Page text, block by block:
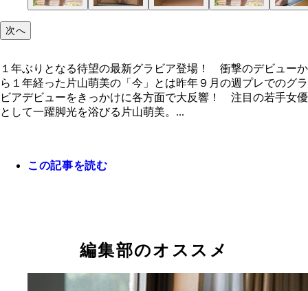
次へ
１年ぶりとなる待望の最新グラビア登場！ 衝撃のデビューか
ら１年経った片山萌美の「今」とは昨年９月の週プレでのグラ
ビアデビューをきっかけに各方面で大反響！ 注目の若手女優
として一躍脚光を浴びる片山萌美。...
この記事を読む
編集部のオススメ